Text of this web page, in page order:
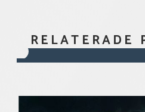
RELATERADE